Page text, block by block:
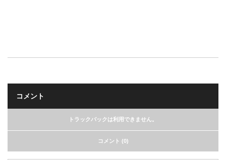
コメント
トラックバックは利用できません。
コメント (0)